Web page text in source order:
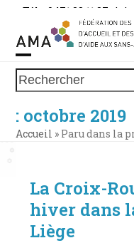
Skip
content
Tél. : 0471 38 11 37 | |
Rechercher
Open
mobile
menu
Close
mobile
menu
: octobre 2019
Accueil » Paru dans la
La Croix-
hiver dans
Liège